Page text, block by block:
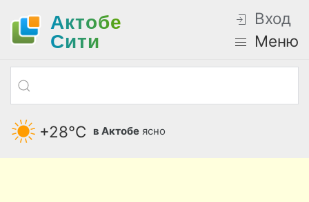
Актобе
Cити
Вход
Меню
+28°С в Актобе ясно